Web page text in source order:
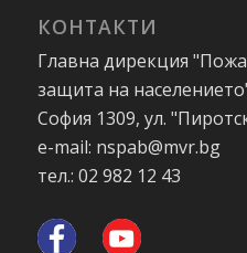
КОНТАКТИ
Главна дирекция
защита на
София 1309, ул.
e-mail: nspab@mvr.bg
тел.: 02 982 12 43